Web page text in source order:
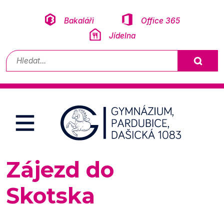
Bakaláři
Office 365
Jídelna
Vyhledávání
Zájezd do
Skotska